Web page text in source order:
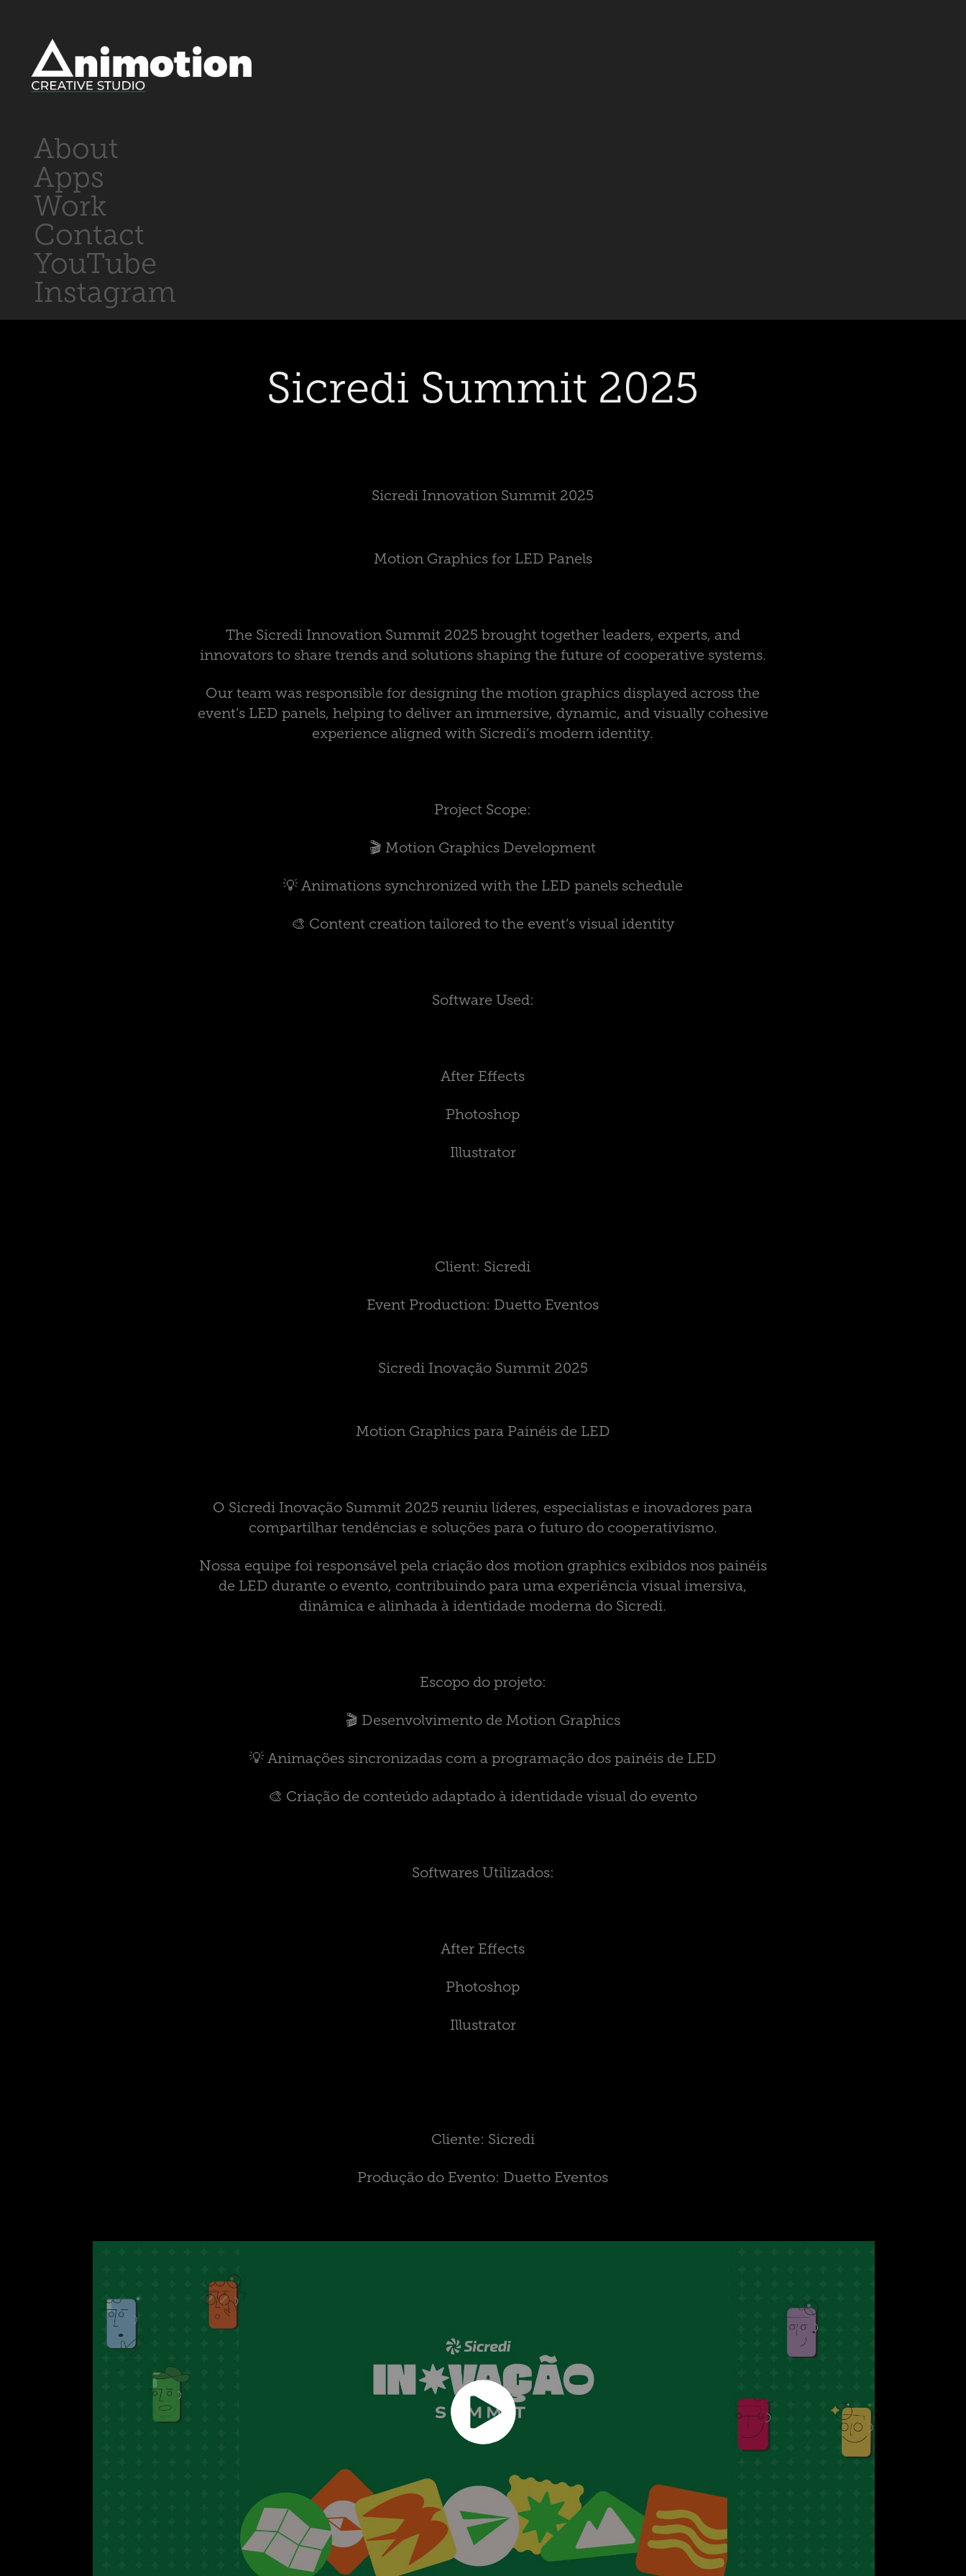
About
Apps
Work
Contact
YouTube
Instagram
Sicredi Summit 2025
Sicredi Innovation Summit 2025
Motion Graphics for LED Panels
The Sicredi Innovation Summit 2025 brought together leaders, experts, and
innovators to share trends and solutions shaping the future of cooperative systems.
Our team was responsible for designing the motion graphics displayed across the
event’s LED panels, helping to deliver an immersive, dynamic, and visually cohesive
experience aligned with Sicredi’s modern identity.
Project Scope:
🎬 Motion Graphics Development
💡 Animations synchronized with the LED panels schedule
🎨 Content creation tailored to the event’s visual identity
Software Used:
After Effects
Photoshop
Illustrator
Client: Sicredi
Event Production: Duetto Eventos
Sicredi Inovação Summit 2025
Motion Graphics para Painéis de LED
O Sicredi Inovação Summit 2025 reuniu líderes, especialistas e inovadores para
compartilhar tendências e soluções para o futuro do cooperativismo.
Nossa equipe foi responsável pela criação dos motion graphics exibidos nos painéis
de LED durante o evento, contribuindo para uma experiência visual imersiva,
dinâmica e alinhada à identidade moderna do Sicredi.
Escopo do projeto:
🎬 Desenvolvimento de Motion Graphics
💡 Animações sincronizadas com a programação dos painéis de LED
🎨 Criação de conteúdo adaptado à identidade visual do evento
Softwares Utilizados:
After Effects
Photoshop
Illustrator
Cliente: Sicredi
Produção do Evento: Duetto Eventos